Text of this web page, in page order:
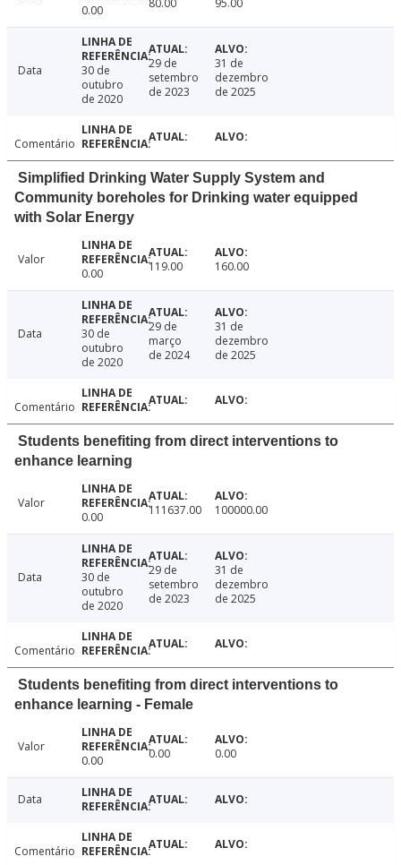
0.00
80.00 95.00
Data
30 de
outubro
de 2020
29 de
setembro
de 2023
31 de
dezembro
de 2025
Comentário
Simplified Drinking Water Supply System and
Community boreholes for Drinking water equipped
with Solar Energy
Valor
0.00
119.00 160.00
Data
30 de
outubro
de 2020
29 de
março
de 2024
31 de
dezembro
de 2025
Comentário
Students benefiting from direct interventions to
enhance learning
Valor
0.00
111637.00 100000.00
Data
30 de
outubro
de 2020
29 de
setembro
de 2023
31 de
dezembro
de 2025
Comentário
Students benefiting from direct interventions to
enhance learning - Female
Valor
0.00
0.00 0.00
Data
Comentário